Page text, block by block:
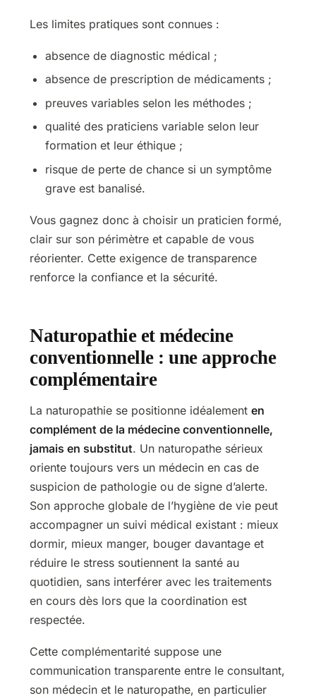
Les limites pratiques sont connues :
absence de diagnostic médical ;
absence de prescription de médicaments ;
preuves variables selon les méthodes ;
qualité des praticiens variable selon leur
formation et leur éthique ;
risque de perte de chance si un symptôme
grave est banalisé.
Vous gagnez donc à choisir un praticien formé,
clair sur son périmètre et capable de vous
réorienter. Cette exigence de transparence
renforce la confiance et la sécurité.
Naturopathie et médecine
conventionnelle : une approche
complémentaire
La naturopathie se positionne idéalement en
complément de la médecine conventionnelle,
jamais en substitut. Un naturopathe sérieux
oriente toujours vers un médecin en cas de
suspicion de pathologie ou de signe d’alerte.
Son approche globale de l’hygiène de vie peut
accompagner un suivi médical existant : mieux
dormir, mieux manger, bouger davantage et
réduire le stress soutiennent la santé au
quotidien, sans interférer avec les traitements
en cours dès lors que la coordination est
respectée.
Cette complémentarité suppose une
communication transparente entre le consultant,
son médecin et le naturopathe, en particulier